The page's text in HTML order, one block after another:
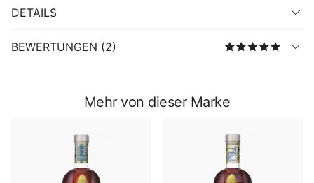
DETAILS
BEWERTUNGEN (2)
Mehr von dieser Marke